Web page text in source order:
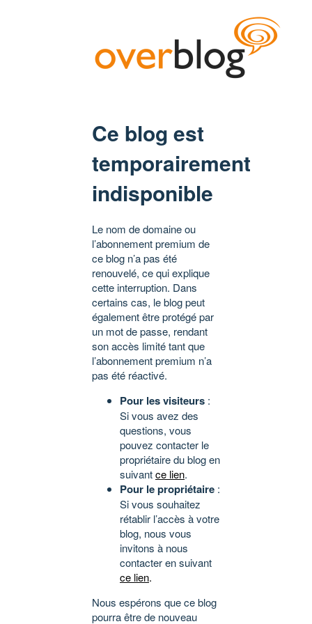
Ce blog est
temporairement
indisponible
Le nom de domaine ou
l’abonnement premium de
ce blog n’a pas été
renouvelé, ce qui explique
cette interruption. Dans
certains cas, le blog peut
également être protégé par
un mot de passe, rendant
son accès limité tant que
l’abonnement premium n’a
pas été réactivé.
Pour les visiteurs :
Si vous avez des
questions, vous
pouvez contacter le
propriétaire du blog en
suivantce lien.
Pour le propriétaire :
Si vous souhaitez
rétablir l’accès à votre
blog, nous vous
invitons à nous
contacter en suivant
ce lien.
Nous espérons que ce blog
pourra être de nouveau